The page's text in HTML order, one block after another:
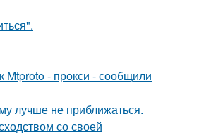
Mtproto - прокси - сообщили
лучше не приближаться.
со своей